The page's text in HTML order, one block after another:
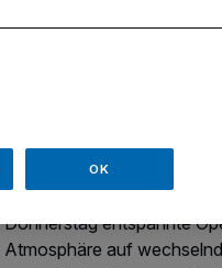
KuFa Summer
Auch im August wird der
nach draußen verlegt. Beim
Club der Kulturfabrik Krefeld
Donnerstag entspannte
Atmosphäre auf
OK